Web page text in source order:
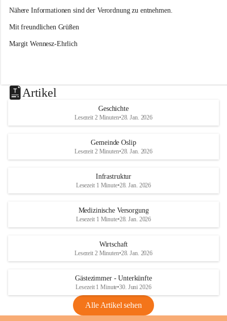
Nähere Informationen sind der Verordnung zu entnehmen.
Mit freundlichen Grüßen
Margit Wennesz-Ehrlich
Artikel
Geschichte
Lesezeit 2 Minuten•28. Jan. 2026
Gemeinde Oslip
Lesezeit 2 Minuten•28. Jan. 2026
Infrastruktur
Lesezeit 1 Minute•28. Jan. 2026
Medizinische Versorgung
Lesezeit 1 Minute•28. Jan. 2026
Wirtschaft
Lesezeit 2 Minuten•28. Jan. 2026
Gästezimmer - Unterkünfte
Lesezeit 1 Minute•30. Juni 2026
Alle Artikel sehen